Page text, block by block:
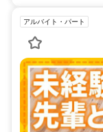
アルバイト・パート